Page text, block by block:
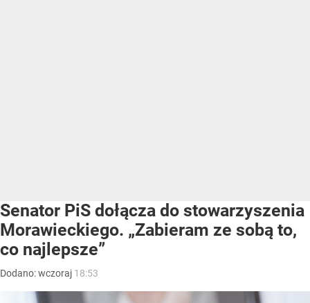
Senator PiS dołącza do stowarzyszenia
Morawieckiego. „Zabieram ze sobą to,
co najlepsze”
Dodano:wczoraj 18:53